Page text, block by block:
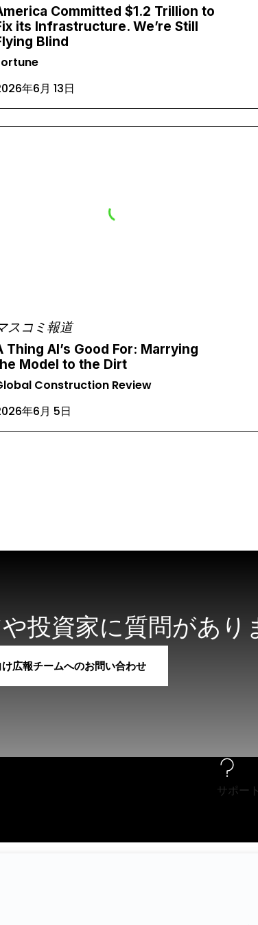
Committed $1.2 Trillion to
its Infrastructure. We’re Still
Blind
年6月 13日
スコミ報道
Thing AI’s Good For: Marrying
Model to the Dirt
Construction Review
年6月 5日
投資家に質問があり
広報チームへのお問い合わせ
サポー